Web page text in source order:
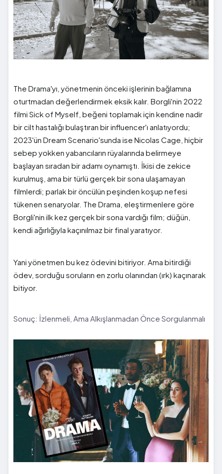
The Drama'yı, yönetmenin önceki işlerinin bağlamına
oturtmadan değerlendirmek eksik kalır. Borgli'nin 2022
filmi Sick of Myself, beğeni toplamak için kendine nadir
bir cilt hastalığı bulaştıran bir influencer'ı anlatıyordu;
2023'ün Dream Scenario'sunda ise Nicolas Cage, hiçbir
sebep yokken yabancıların rüyalarında belirmeye
başlayan sıradan bir adamı oynamıştı. İkisi de zekice
kurulmuş, ama bir türlü gerçek bir sona ulaşamayan
filmlerdi; parlak bir öncülün peşinden koşup nefesi
tükenen senaryolar. The Drama, eleştirmenlere göre
Borgli'nin ilk kez gerçek bir sona vardığı film; düğün,
kendi ağırlığıyla kaçınılmaz bir final yaratıyor.
Yani yönetmen bu kez ödevini bitiriyor. Ama bitirdiği
ödev, sorduğu soruların en zorlu olanından (ırk) kaçınarak
bitiyor.
Sonuç: İzlenmeli, Ama Alkışlanmadan Önce Sorgulanmalı